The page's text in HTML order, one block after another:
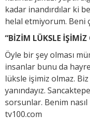
kadar inandırdılar ki
helal etmiyorum. Beni
“BİZİM LÜKSLE
Öyle bir şey olması
insanlar bunu da
lüksle işimiz olmaz. Biz
yanındayız.
sorsunlar. Benim
tv100.com